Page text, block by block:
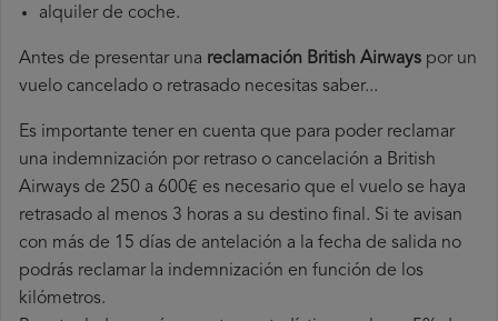
alquiler de coche.
Antes de presentar una reclamación British Airways por un
vuelo cancelado o retrasado necesitas saber...
Es importante tener en cuenta que para poder reclamar
una indemnización por retraso o cancelación a British
Airways de 250 a 600€ es necesario que el vuelo se haya
retrasado al menos 3 horas a su destino final. Si te avisan
con más de 15 días de antelación a la fecha de salida no
podrás reclamar la indemnización en función de los
kilómetros.